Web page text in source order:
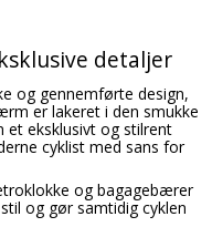
detaljer
og gennemførte design,
er lakeret i den smukke
et eksklusivt og stilrent
cyklist med sans for
og bagagebærer
og gør samtidig cyklen